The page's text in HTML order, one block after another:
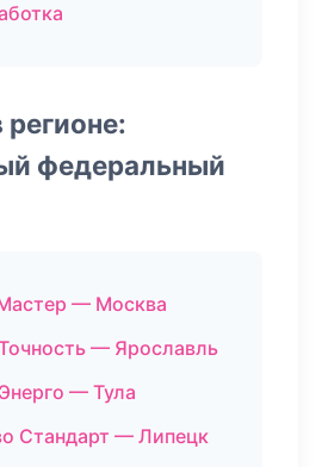
федеральный
— Москва
— Ярославль
— Тула
Стандарт — Липецк